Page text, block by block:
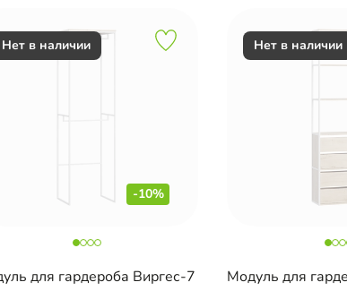
-10%
для гардероба Виргес-7 Модуль для